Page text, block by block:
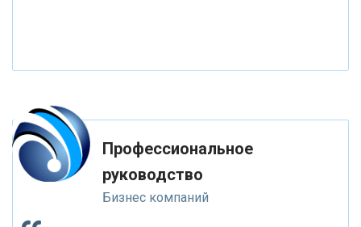
«ФК ОТКРЫТИЕ»
«ЗАПСИБКОМБАНК»
«РОСЕВРОБАНК»
Профессиональное
руководство
Бизнес компаний